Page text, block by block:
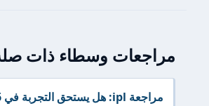
مراجعات وسطاء ذات
مراجعة ipl: هل يستحق التجربة في 2026؟